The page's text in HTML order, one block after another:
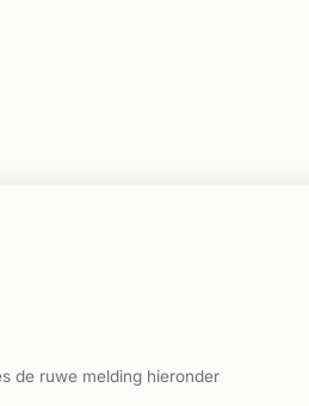
de ruwe melding hieronder